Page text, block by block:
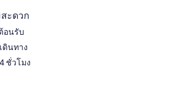
ะดวก
อนรับ
ดินทาง
ชั่วโมง